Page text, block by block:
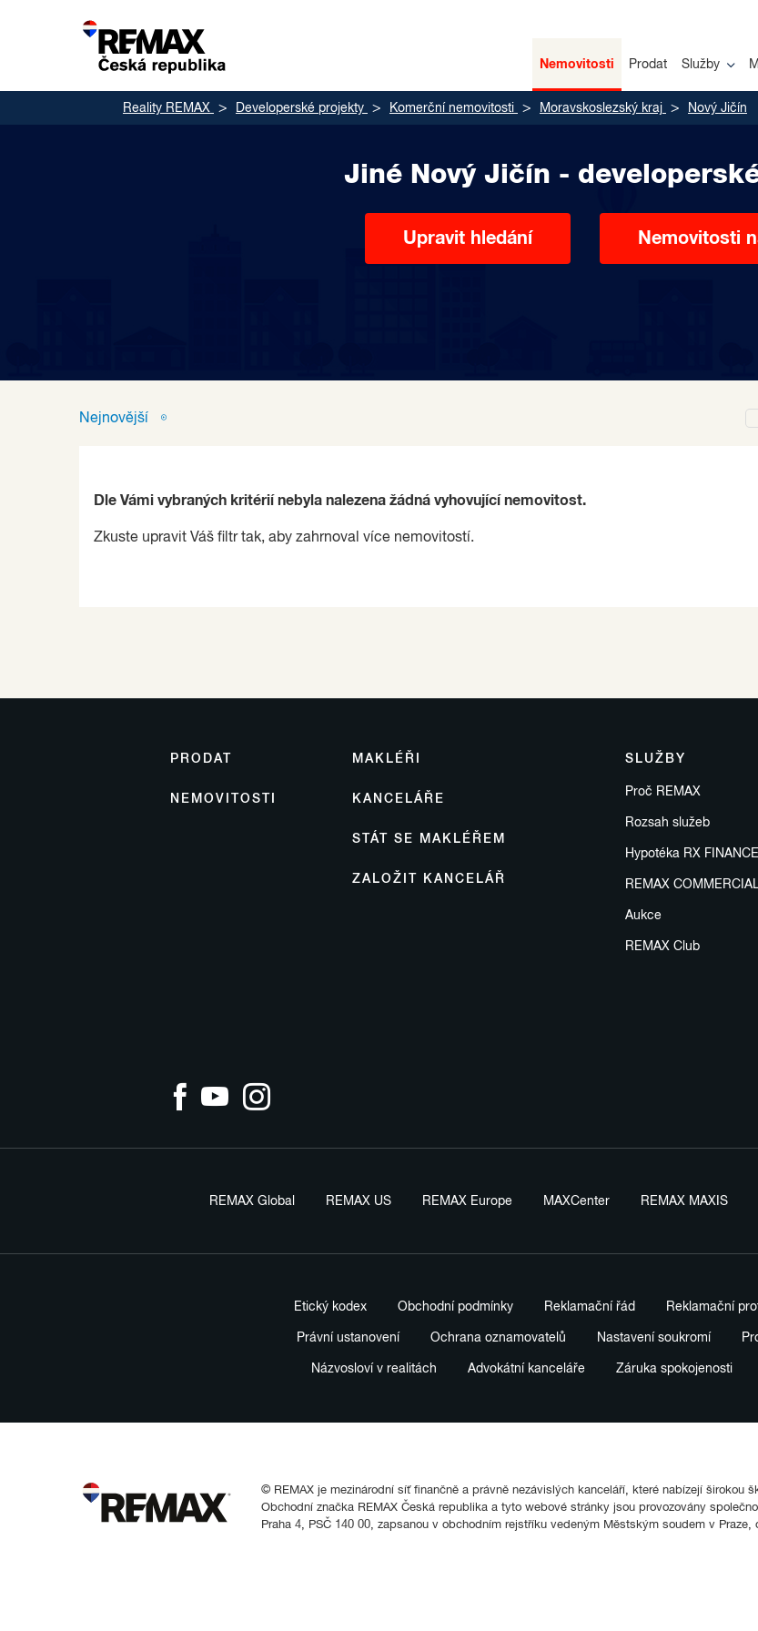
Nemovitosti Prodat Služby
Reality REMAX Developerské projekty Komerční nemovitosti Moravskoslezský kraj Nový Jičín
Jiné Nový Jičín -
Upravit hledání Nemovitosti
Nejnovější
Dle Vámi vybraných kritérií nebyla nalezena žádná vyhovující nemovitost.
Zkuste upravit Váš filtr tak, aby zahrnoval více nemovitostí.
PRODAT
NEMOVITOSTI
SLUŽBY
Proč REMAX
Rozsah služeb
Hypotéka RX FINANCE
REMAX
Aukce
REMAX Club
MAKLÉŘI
KANCELÁŘE
STÁT SE MAKLÉŘEM
ZALOŽIT KANCELÁŘ
REMAX Global REMAX US REMAX Europe MAXCenter REMAX MAXIS
Etický kodex Obchodní podmínky Reklamační řád Reklamační
Právní ustanovení Ochrana oznamovatelů Nastavení soukromí
Názvosloví v realitách Advokátní kanceláře Záruka spokojenosti
© REMAX je mezinárodní síť finančně a právně nezávislých kanceláří, které nabízejí širokou
Obchodní značka REMAX Česká republika a tyto webové stránky jsou provozovány
Praha 4, PSČ 140 00, zapsanou v obchodním rejstříku vedeným Městským soudem v Praze,